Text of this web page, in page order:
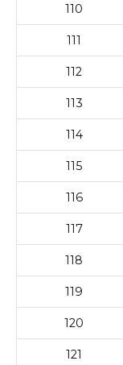
110
111
112
113
114
115
116
117
118
119
120
121